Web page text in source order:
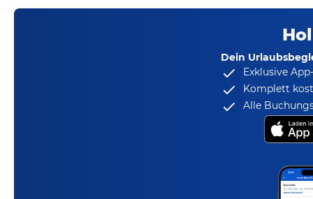
Dein
Exklusive
Komplett
Alle